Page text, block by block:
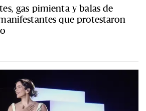
gas pimienta y balas de
que protestaron